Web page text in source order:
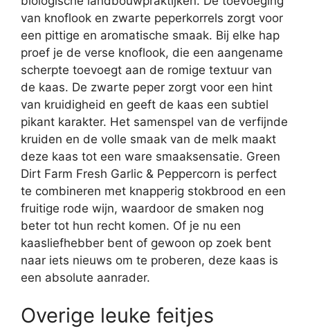
van knoflook en zwarte peperkorrels zorgt voor
een pittige en aromatische smaak. Bij elke hap
proef je de verse knoflook, die een aangename
scherpte toevoegt aan de romige textuur van
de kaas. De zwarte peper zorgt voor een hint
van kruidigheid en geeft de kaas een subtiel
pikant karakter. Het samenspel van de verfijnde
kruiden en de volle smaak van de melk maakt
deze kaas tot een ware smaaksensatie. Green
Dirt Farm Fresh Garlic & Peppercorn is perfect
te combineren met knapperig stokbrood en een
fruitige rode wijn, waardoor de smaken nog
beter tot hun recht komen. Of je nu een
kaasliefhebber bent of gewoon op zoek bent
naar iets nieuws om te proberen, deze kaas is
een absolute aanrader.
Overige leuke feitjes